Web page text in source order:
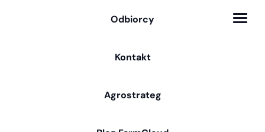
Odbiorcy
Kontakt
Agrostrateg
Blog FarmCloud/